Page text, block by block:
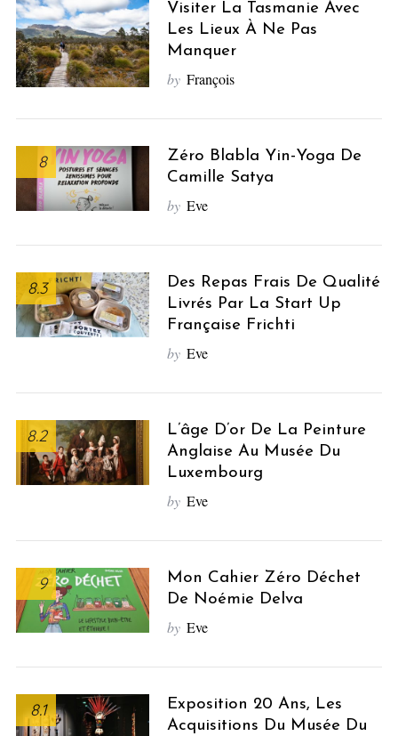
Visiter La Tasmanie Avec
Les Lieux À Ne Pas
Manquer
by François
8
Zéro Blabla Yin-Yoga De
Camille Satya
by Eve
8.3
Des Repas Frais De Qualité
Livrés Par La Start Up
Française Frichti
by Eve
8.2
L’âge D’or De La Peinture
Anglaise Au Musée Du
Luxembourg
by Eve
9
Mon Cahier Zéro Déchet
De Noémie Delva
by Eve
8.1
Exposition 20 Ans, Les
Acquisitions Du Musée Du